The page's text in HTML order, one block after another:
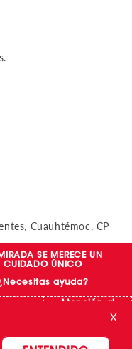
SE MERECE UN
CUIDADO ÚNICO
ayuda?
Atención al
Whatsapp
X
Cuauhtémoc, CP